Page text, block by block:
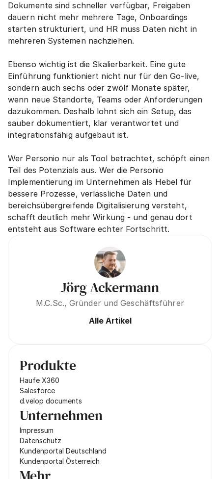
Dokumente sind schneller verfügbar, Freigaben
dauern nicht mehr mehrere Tage, Onboardings
starten strukturiert, und HR muss Daten nicht in
mehreren Systemen nachziehen.
Ebenso wichtig ist die Skalierbarkeit. Eine gute
Einführung funktioniert nicht nur für den Go-live,
sondern auch sechs oder zwölf Monate später,
wenn neue Standorte, Teams oder Anforderungen
dazukommen. Deshalb lohnt sich ein Setup, das
sauber dokumentiert, klar verantwortet und
integrationsfähig aufgebaut ist.
Wer Personio nur als Tool betrachtet, schöpft einen
Teil des Potenzials aus. Wer die Personio
Implementierung im Unternehmen als Hebel für
bessere Prozesse, verlässliche Daten und
bereichsübergreifende Digitalisierung versteht,
schafft deutlich mehr Wirkung - und genau dort
entsteht aus Software echter Fortschritt.
Jörg Ackermann
M.C.Sc., Gründer und Geschäftsführer
Alle Artikel
Produkte
Haufe X360
Salesforce
d.velop documents
Unternehmen
Impressum
Datenschutz
Kundenportal Deutschland
Kundenportal Österreich